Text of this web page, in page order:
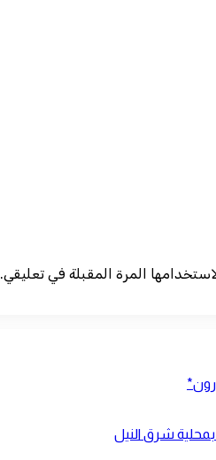
المرة المقبلة في تعليقي.